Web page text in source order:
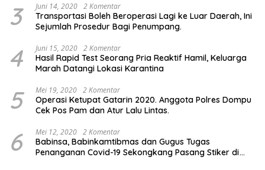
3 Juni 14, 2020 2 Komentar
Transportasi Boleh Beroperasi Lagi ke Luar Daerah, Ini
Sejumlah Prosedur Bagi Penumpang.
4 Juni 15, 2020 2 Komentar
Hasil Rapid Test Seorang Pria Reaktif Hamil, Keluarga
Marah Datangi Lokasi Karantina
5 Mei 19, 2020 2 Komentar
Operasi Ketupat Gatarin 2020. Anggota Polres Dompu
Cek Pos Pam dan Atur Lalu Lintas.
6 Mei 12, 2020 2 Komentar
Babinsa, Babinkamtibmas dan Gugus Tugas
Penanganan Covid-19 Sekongkang Pasang Stiker di